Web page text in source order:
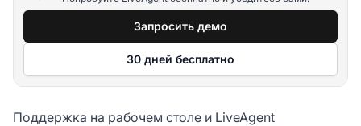
Запросить демо
30 дней бесплатно
Поддержка на рабочем столе и LiveAgent